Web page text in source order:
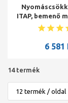
ITAP, bemenő
6 581
14 termék